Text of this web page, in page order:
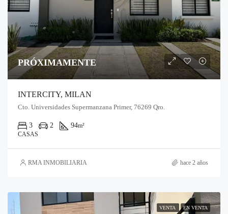
PRÓXIMAMENTE
INTERCITY, MILAN
Cto. Universidades Supermanzana Primer, 76269 Qro.
3 2 94m²
CASAS
RMA INMOBILIARIA hace 2 años
VENTA EN VENTA